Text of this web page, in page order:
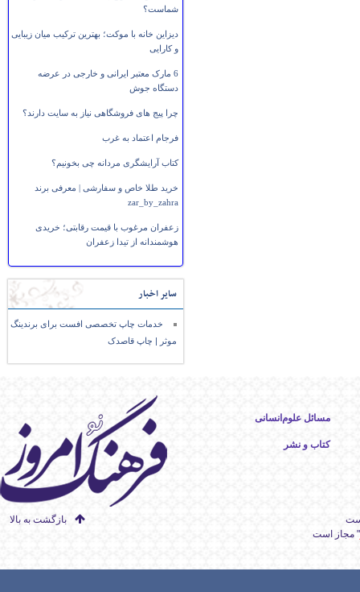
شماست؟
دیزاین خانه با موکت؛ بهترین ترکیب میان زیبایی
و کارایی
6 مارک معتبر ایرانی و خارجی در عرضه
دستگاه جوش
چرا پیج های فروشگاهی نیاز به سایت دارند؟
فرجام اعتماد به غرب
کتاب آرایشگری مردانه چی بخونیم؟
خرید طلا خاص و سفارشی | معرفی برند
zar_by_zahra
زعفران مرغوب با قیمت رقابتی؛ خریدی
هوشمندانه از تیدا زعفران
سایر اخبار
خدمات چاپ تخصصی افست برای برندینگ
موثر | چاپ قاصدک
مسائل علوم‌انسانی
کتاب و نشر
بازگشت به بالا
" مجاز است